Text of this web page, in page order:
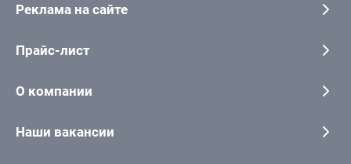
Реклама на сайте
Прайс-лист
О компании
Наши вакансии